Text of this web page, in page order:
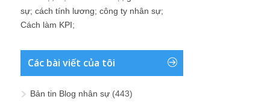
sự; cách tính lương; công ty nhân sự;
Cách làm KPI;
Các bài viết của tôi
Bản tin Blog nhân sự (443)